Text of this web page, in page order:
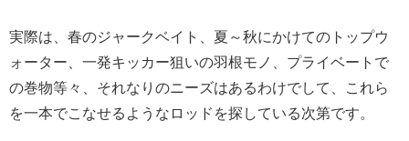
実際は、春のジャークベイト、夏～秋にかけてのトップウ
ォーター、一発キッカー狙いの羽根モノ、プライベートで
の巻物等々、それなりのニーズはあるわけでして、これら
を一本でこなせるようなロッドを探している次第です。